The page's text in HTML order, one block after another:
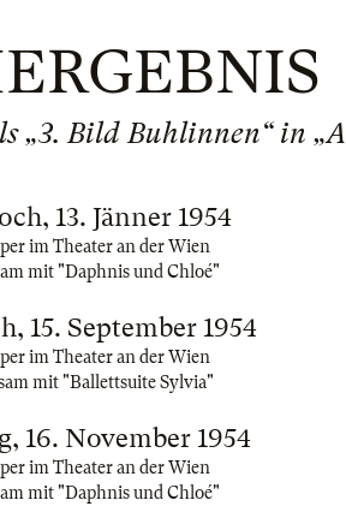
„3. Bild Buhlinnen“ in
13. Jänner 1954
im Theater an der Wien
mit "Daphnis und Chloé"
15. September 1954
im Theater an der Wien
mit "Ballettsuite Sylvia"
16. November 1954
im Theater an der Wien
mit "Daphnis und Chloé"